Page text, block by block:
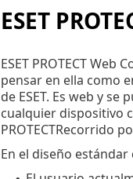
ESET
ESET PROTECT Web
pensar en ella como
de ESET. Es web y
cualquier dispositivo
PROTECTRecorrido
En el diseño estándar